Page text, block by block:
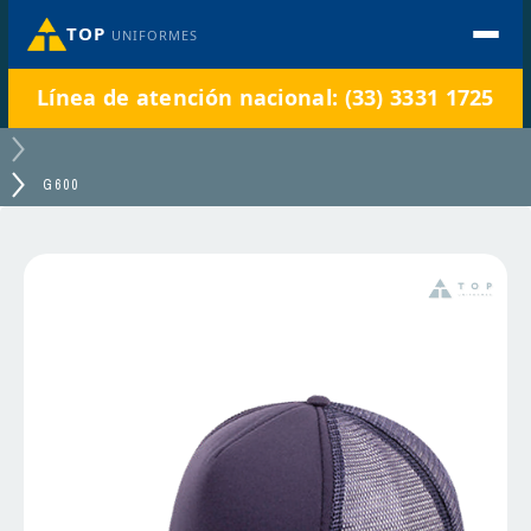
TOP UNIFORMES
Línea de atención nacional: (33) 3331 1725
G600